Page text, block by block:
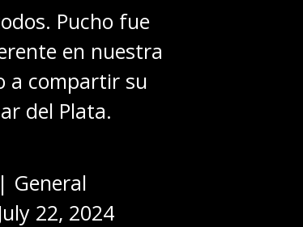
Pucho fue
en nuestra
a compartir su
del Plata.
General
July 22, 2024